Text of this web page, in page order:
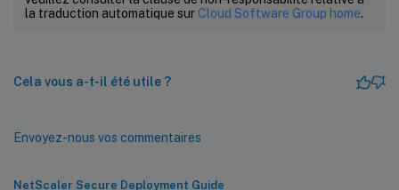
la traduction automatique sur Cloud Software Group home.
Cela vous a-t-il été utile ?
Envoyez-nous vos commentaires
NetScaler Secure Deployment Guide